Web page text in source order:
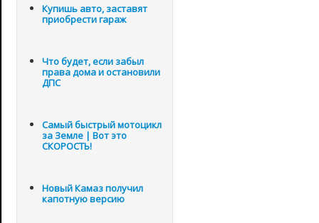
Купишь авто, заставят
приобрести гараж
Что будет, если забыл
права дома и остановили
ДПС
Самый быстрый мотоцикл
за Земле | Вот это
СКОРОСТЬ!
Новый Камаз получил
капотную версию